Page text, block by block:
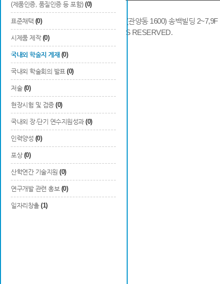
(제품인증, 품질인증 등 포함) (0)
표준채택 (0)
시제품 제작 (0)
국내외 학술지 게재 (0)
국내외 학술회의 발표 (0)
저술 (0)
현장시험 및 검증 (0)
국내외 장·단기 연수지원성과 (0)
인력양성 (0)
포상 (0)
산학연간 기술지원 (0)
연구개발 관련 홍보 (0)
일자리창출 (1)
14066 경기도 안양시 동안구 시민대로 286 (관양동 1600) 송백빌딩
COPYRIGHTS © 2014 KAIA, ALL RIGHTS RESERVED.